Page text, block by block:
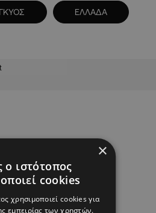
ΕΛΛΑΔΑ
×
ο ιστότοπος
cookies
χρησιμοποιεί cookies για
εμπειρίας των χρηστών.